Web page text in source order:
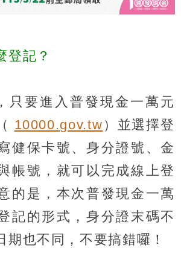
登記？
只要進入普發現金一萬元
10000.gov.tw ）並選擇登
健保卡號、身分證號、金
帳號，就可以完成線上登
的是，本次普發現金一萬
記的形式，身分證末碼不
期也不同，不要搞錯囉！